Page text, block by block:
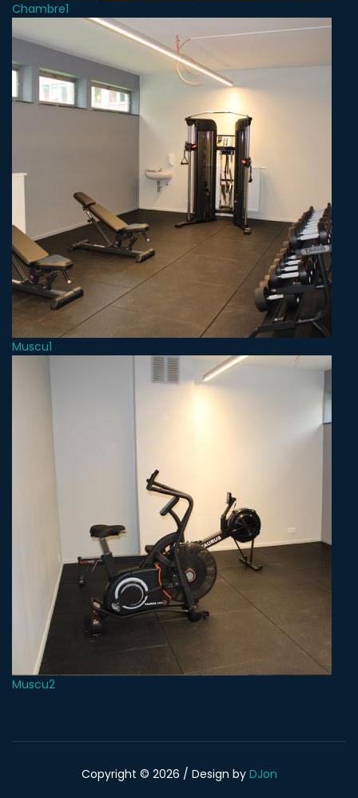
Chambre1
Muscu1
Muscu2
Copyright © 2026 / Design by DJon